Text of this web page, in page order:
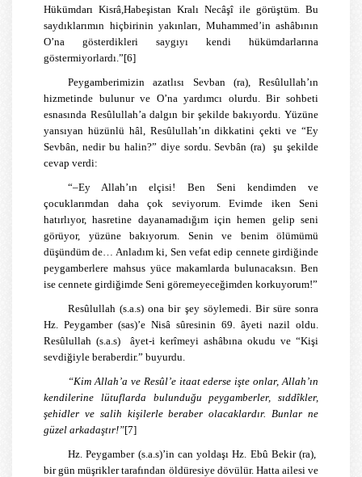
Hükümdarı Kisrâ,Habeşistan Kralı Necâşî ile görüştüm. Bu
saydıklarımın hiçbirinin yakınları, Muhammed’in ashâbının
O’na gösterdikleri saygıyı kendi hükümdarlarına
göstermiyorlardı.”[6]
Peygamberimizin azatlısı Sevban (ra), Resûlullah’ın
hizmetinde bulunur ve O’na yardımcı olurdu. Bir sohbeti
esnasında Resûlullah’a dalgın bir şekilde bakıyordu. Yüzüne
yansıyan hüzünlü hâl, Resûlullah’ın dikkatini çekti ve “Ey
Sevbân, nedir bu halin?” diye sordu. Sevbân (ra) şu şekilde
cevap verdi:
“–Ey Allah’ın elçisi! Ben Seni kendimden ve
çocuklarımdan daha çok seviyorum. Evimde iken Seni
hatırlıyor, hasretine dayanamadığım için hemen gelip seni
görüyor, yüzüne bakıyorum. Senin ve benim ölümümü
düşündüm de… Anladım ki, Sen vefat edip cennete girdiğinde
peygamberlere mahsus yüce makamlarda bulunacaksın. Ben
ise cennete girdiğimde Seni göremeyeceğimden korkuyorum!”
Resûlullah (s.a.s) ona bir şey söylemedi. Bir süre sonra
Hz. Peygamber (sas)’e Nisâ sûresinin 69. âyeti nazil oldu.
Resûlullah (s.a.s) âyet-i kerîmeyi ashâbına okudu ve “Kişi
sevdiğiyle beraberdir.” buyurdu.
“Kim Allah’a ve Resûl’e itaat ederse işte onlar, Allah’ın
kendilerine lütuflarda bulunduğu peygamberler, sıddîkler,
şehidler ve salih kişilerle beraber olacaklardır. Bunlar ne
güzel arkadaştır!”[7]
Hz. Peygamber (s.a.s)’in can yoldaşı Hz. Ebû Bekir (ra),
bir gün müşrikler tarafından öldüresiye dövülür. Hatta ailesi ve